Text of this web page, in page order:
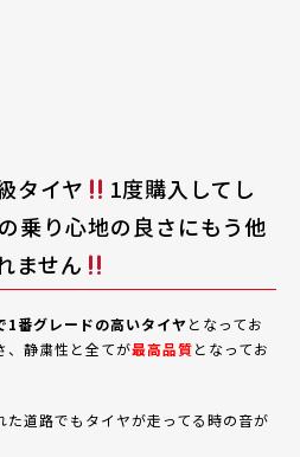
タイヤ
1度購入してし
乗り心地の良さにもう他
ません
1番グレードの高いタイヤとなってお
、静粛性と全てが最高品質となってお
道路でもタイヤが走ってる時の音が